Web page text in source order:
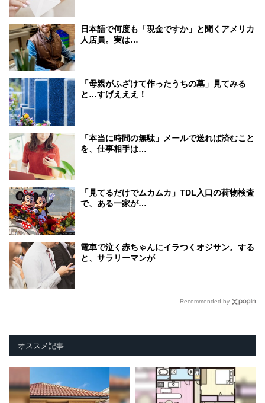
日本語で何度も「現金ですか」と聞くアメリカ
人店員。実は…
「母親がふざけて作ったうちの墓」見てみる
と…すげえええ！
「本当に時間の無駄」メールで送れば済むこと
を、仕事相手は…
「見てるだけでムカムカ」TDL入口の荷物検査
で、ある一家が…
電車で泣く赤ちゃんにイラつくオジサン。する
と、サラリーマンが
Recommended by
オススメ記事